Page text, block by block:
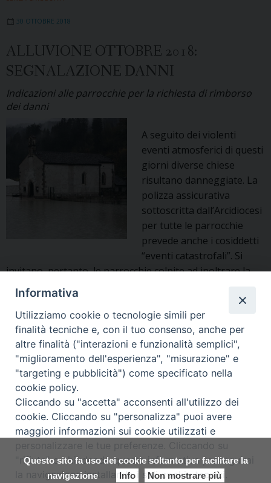
Questo sito fa uso dei cookie soltanto per facilitare la
navigazione
Info Non mostrare più
30 OTTOBRE 2018
ALLUVIONE OTTOBRE 2018:
SEGNALAZIONE DANNI
Indicazioni alle parrocchie per la richiesta di rimborso
dei danni
A seguito dei violenti
eventi atmosferici di questi
giorni diverse chiese
risultano danneggiate. La
polizza assicurativa
sottoscritta dall’Arcidiocesi
per tutte le parrocchie
prevede anche i cosiddetti
“eventi catastrofali”. Si
invitano, pertanto, le parrocchie colpite ad inoltrare la
denuncia di sinistro all’Assicurazione, utilizzando
esclusivamente il modulo allegato. Per permettere
un’accurata valutazione dei danni, è opportuno
predisporre immediatamente un’esaustiva
documentazione fotografica che illustri compiutamente il
danno. Per …Continua a leggereAlluvione
Ottobre
segnalazione
danni
»
1 Pagina successiva »
Copyright © Arcidiocesi di Udine
Piazza Patriarcato, 1 - 33100 Udine
(UD) Tel. 0432.414.511 - Fax 0432.511.838 C.F. 80013900305
Informativa
Utilizziamo cookie o tecnologie simili per
finalità tecniche e, con il tuo consenso, anche per
altre finalità ("interazioni e funzionalità semplici",
"miglioramento dell'esperienza", "misurazione" e
"targeting e pubblicità") come specificato nella
cookie policy.
Cliccando su "accetta" acconsenti all'utilizzo dei
cookie. Cliccando su "personalizza" puoi avere
maggiori informazioni sui cookie utilizzati e
"rifiuta" o chiudendo questa informativa proseguirai
la navigazione installando i soli cookie tecnici.